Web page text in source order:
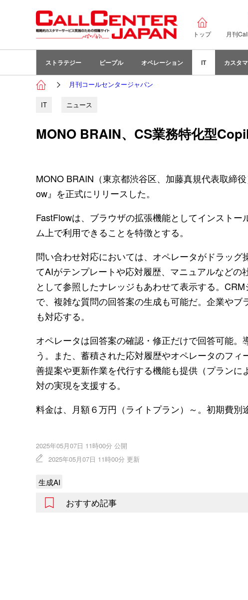
トップ 月刊
ストラテジー ピープル オペレーション IT カスタ
月刊コールセンタージャパン
IT ニュース
MONO BRAIN、CS業務特化型
MONO BRAIN（東京都渋谷区、加藤真規代表取締
ow』を正式にリリースした。
FastFlowは、ブラウザの拡張機能としてインスト
ム上で利用できることを特徴とする。
問い合わせ対応においては、オペレータがドラッ
てAIがテンプレートや応対履歴、マニュアルなど
として参照したナレッジもあわせて表示する。
で、複雑な質問の回答案の生成も可能だ。企業や
も対応する。
オペレータは回答案の確認・修正だけで回答可能
う。また、蓄積された応対履歴やオペレータのフ
善提案や更新作業を代行する機能も提供（プラン
対の実現を支援する。
料金は、月額６万円（ライトプラン）～。初期費別
2025年05月07日 11時00分 公開
2025年05月07日 11時00分 更新
生成AI
おすすめ記事